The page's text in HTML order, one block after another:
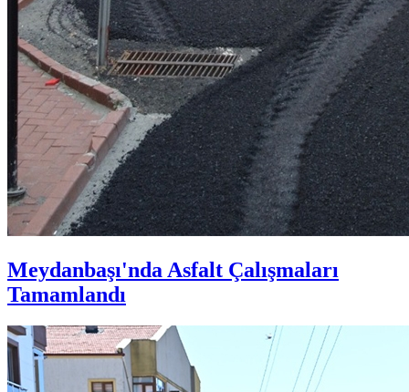
Meydanbaşı'nda Asfalt Çalışmaları
Tamamlandı